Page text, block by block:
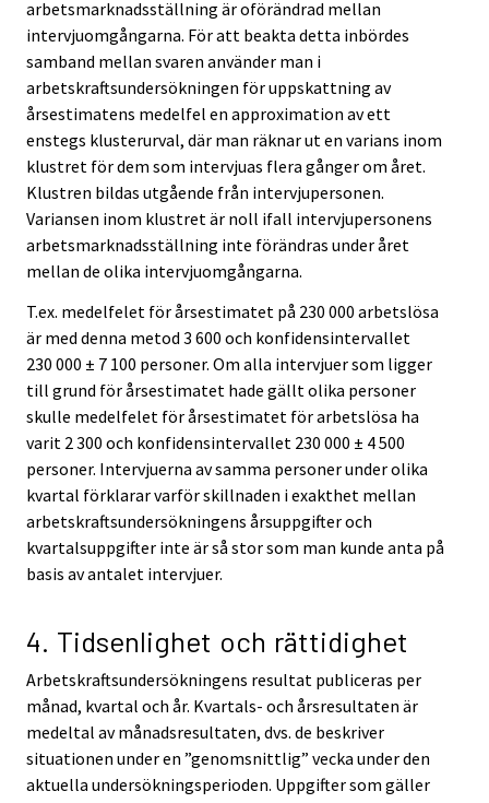
arbetsmarknadsställning är oförändrad mellan
intervjuomgångarna. För att beakta detta inbördes
samband mellan svaren använder man i
arbetskraftsundersökningen för uppskattning av
årsestimatens medelfel en approximation av ett
enstegs klusterurval, där man räknar ut en varians inom
klustret för dem som intervjuas flera gånger om året.
Klustren bildas utgående från intervjupersonen.
Variansen inom klustret är noll ifall intervjupersonens
arbetsmarknadsställning inte förändras under året
mellan de olika intervjuomgångarna.
T.ex. medelfelet för årsestimatet på 230 000 arbetslösa
är med denna metod 3 600 och konfidensintervallet
230 000 ± 7 100 personer. Om alla intervjuer som ligger
till grund för årsestimatet hade gällt olika personer
skulle medelfelet för årsestimatet för arbetslösa ha
varit 2 300 och konfidensintervallet 230 000 ± 4 500
personer. Intervjuerna av samma personer under olika
kvartal förklarar varför skillnaden i exakthet mellan
arbetskraftsundersökningens årsuppgifter och
kvartalsuppgifter inte är så stor som man kunde anta på
basis av antalet intervjuer.
4. Tidsenlighet och rättidighet
Arbetskraftsundersökningens resultat publiceras per
månad, kvartal och år. Kvartals- och årsresultaten är
medeltal av månadsresultaten, dvs. de beskriver
situationen under en ”genomsnittlig” vecka under den
aktuella undersökningsperioden. Uppgifter som gäller